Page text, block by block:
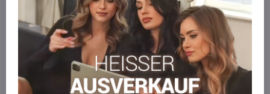
Gesicherte Online-Zahlungen
Ware auf Lager
Wir versenden sofort
Werden Sie Teil von everlady
Werden Sie Teil von everlady und genießen Sie einen5 %
Mitgliedervorteilbei jedem Einkauf.
Der Vorteil wird automatisch im Warenkorb angewendet.